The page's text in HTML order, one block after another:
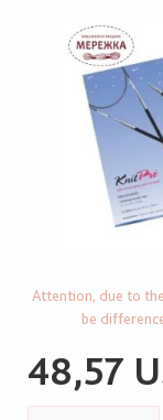
Attention, due to
be
48,57